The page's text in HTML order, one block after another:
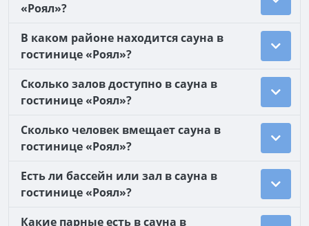
«Роял»?
В каком районе находится сауна в
гостинице «Роял»?
Сколько залов доступно в сауна в
гостинице «Роял»?
Сколько человек вмещает сауна в
гостинице «Роял»?
Есть ли бассейн или зал в сауна в
гостинице «Роял»?
Какие парные есть в сауна в